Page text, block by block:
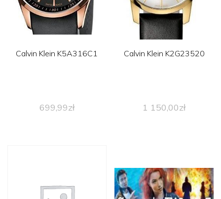
Calvin Klein K5A316C1
699,99zł
Calvin Klein K2G23520
1 150,00zł